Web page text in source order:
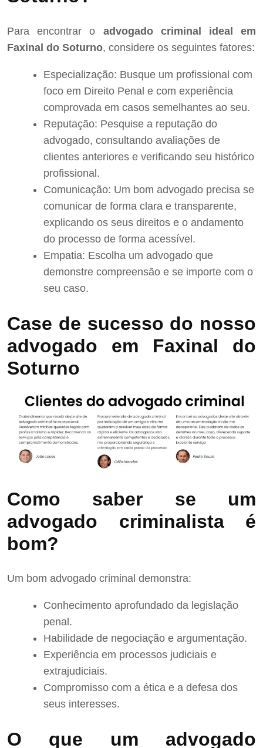
Para encontrar o advogado criminal ideal em
Faxinal do Soturno, considere os seguintes fatores:
Especialização: Busque um profissional com
foco em Direito Penal e com experiência
comprovada em casos semelhantes ao seu.
Reputação: Pesquise a reputação do
advogado, consultando avaliações de
clientes anteriores e verificando seu histórico
profissional.
Comunicação: Um bom advogado precisa se
comunicar de forma clara e transparente,
explicando os seus direitos e o andamento
do processo de forma acessível.
Empatia: Escolha um advogado que
demonstre compreensão e se importe com o
seu caso.
Case de sucesso do nosso
advogado em Faxinal do
Soturno
Como saber se um
advogado criminalista é
bom?
Um bom advogado criminal demonstra:
Conhecimento aprofundado da legislação
penal.
Habilidade de negociação e argumentação.
Experiência em processos judiciais e
extrajudiciais.
Compromisso com a ética e a defesa dos
seus interesses.
O que um advogado